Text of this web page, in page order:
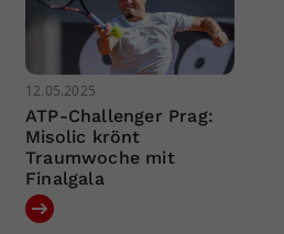
12.05.2025
ATP-Challenger Prag:
Misolic krönt
Traumwoche mit
Finalgala